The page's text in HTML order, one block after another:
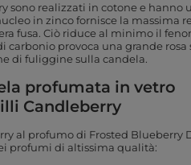
sono realizzati in cotone e hanno
in zinco fornisce la massima
fusa. Ciò riduce al minimo il
provoca una grande rosa
di fuliggine sulla candela.
profumata in vetro
Candleberry
al profumo di Frosted Blueberry
profumi di altissima qualità: